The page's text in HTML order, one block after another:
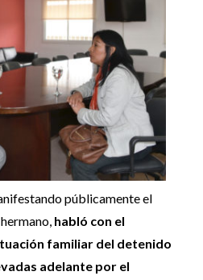
públicamente el
habló con el
familiar del detenido
adelante por el